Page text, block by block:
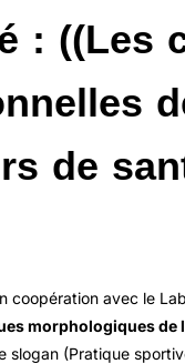
: ((Les
de
avec le
morphologiques de
slogan (Pratique